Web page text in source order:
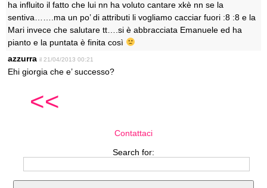
ha influito il fatto che lui nn ha voluto cantare xkè nn se la
sentiva…….ma un po’ di attributi li vogliamo cacciar fuori :8 :8 e la
Mari invece che salutare tt….si è abbracciata Emanuele ed ha
pianto e la puntata è finita così
azzurra il 21/04/2013 00:21
Ehi giorgia che e’ successo?
<<
Contattaci
Search for: